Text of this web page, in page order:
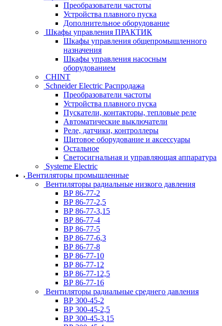
Преобразователи частоты
Устройства плавного пуска
Дополнительное оборудование
Шкафы управления ПРАКТИК
Шкафы управления общепромышленного
назначения
Шкафы управления насосным
оборудованием
CHINT
Schneider Electric Распродажа
Преобразователи частоты
Устройства плавного пуска
Пускатели, контакторы, тепловые реле
Автоматические выключатели
Реле, датчики, контроллеры
Щитовое оборудование и аксессуары
Остальное
Светосигнальная и управляющая аппаратура
Systeme Electric
Вентиляторы промышленные
Вентиляторы радиальные низкого давления
ВР 86-77-2
ВР 86-77-2,5
ВР 86-77-3,15
ВР 86-77-4
ВР 86-77-5
ВР 86-77-6,3
ВР 86-77-8
ВР 86-77-10
ВР 86-77-12
ВР 86-77-12,5
ВР 86-77-16
Вентиляторы радиальные среднего давления
ВР 300-45-2
ВР 300-45-2,5
ВР 300-45-3,15